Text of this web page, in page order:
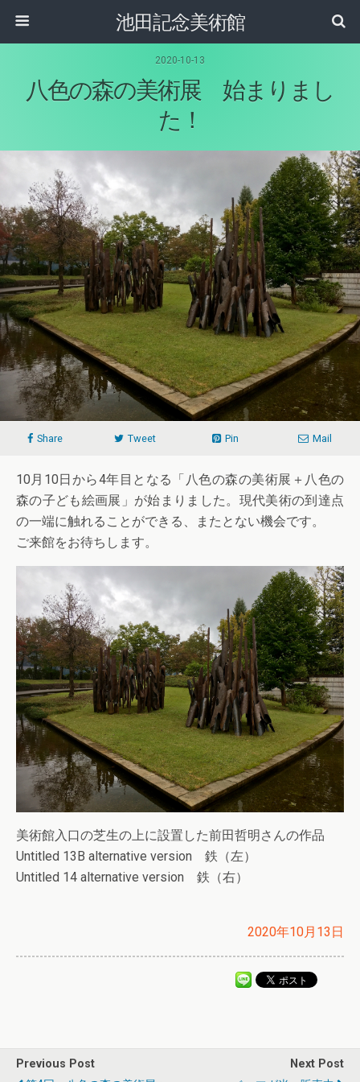
池田記念美術館
2020-10-13
八色の森の美術展 始まりまし
た！
Share Tweet Pin Mail
10月10日から4年目となる「八色の森の美術展＋八色の
森の子ども絵画展」が始まりました。現代美術の到達点
の一端に触れることができる、またとない機会です。
ご来館をお待ちします。
美術館入口の芝生の上に設置した前田哲明さんの作品
Untitled 13B alternative version 鉄（左）
Untitled 14 alternative version 鉄（右）
2020年10月13日
Previous Post
Next Post